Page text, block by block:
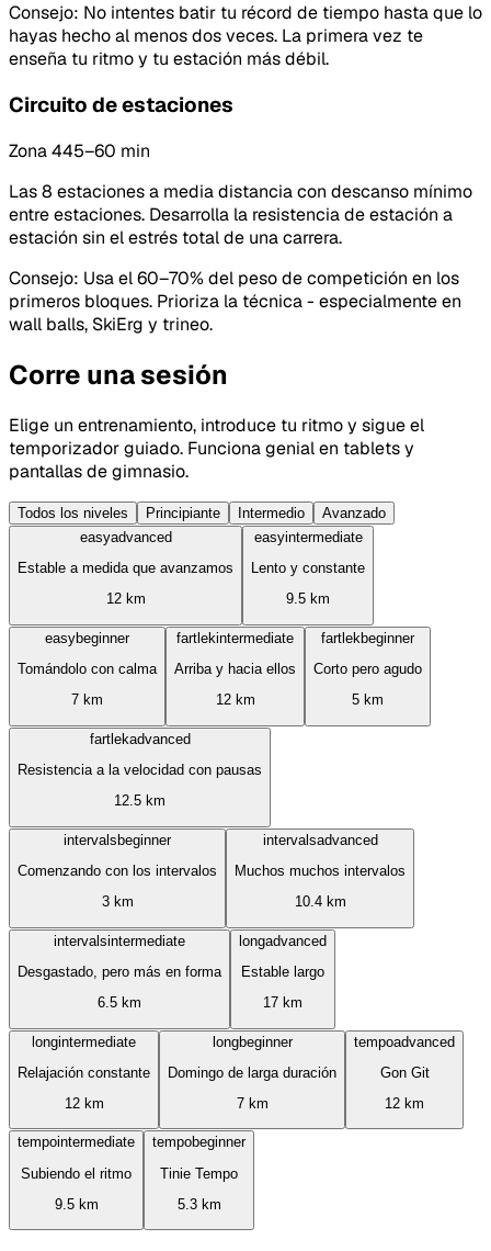
Consejo: No intentes batir tu récord de tiempo hasta que lo
hayas hecho al menos dos veces. La primera vez te
enseña tu ritmo y tu estación más débil.
Circuito de estaciones
Zona 445–60 min
Las 8 estaciones a media distancia con descanso mínimo
entre estaciones. Desarrolla la resistencia de estación a
estación sin el estrés total de una carrera.
Consejo: Usa el 60–70% del peso de competición en los
primeros bloques. Prioriza la técnica - especialmente en
wall balls, SkiErg y trineo.
Corre una sesión
Elige un entrenamiento, introduce tu ritmo y sigue el
temporizador guiado. Funciona genial en tablets y
pantallas de gimnasio.
Todos los niveles Principiante Intermedio
Avanzado
easyadvanced
Estable a medida que avanzamos
12km
easyintermediate
Lento y constante
9.5 km
easybeginner
Tomándolo con calma
7 km
fartlekintermediate
Arriba y hacia ellos
12km
fartlekbeginner
Corto pero agudo
5 km
fartlekadvanced
Resistencia a la velocidad con pausas
12.5 km
intervalsbeginner
Comenzando con los intervalos
3km
intervalsadvanced
Muchos muchos intervalos
10.4km
intervalsintermediate
Desgastado, pero más en forma
6.5 km
longadvanced
Estable largo
17 km
longintermediate
Relajación constante
12km
longbeginner
Domingo de larga duración
7km
tempoadvanced
Gon Git
12 km
tempointermediate
Subiendo el ritmo
9.5km
tempobeginner
Tinie Tempo
5.3km